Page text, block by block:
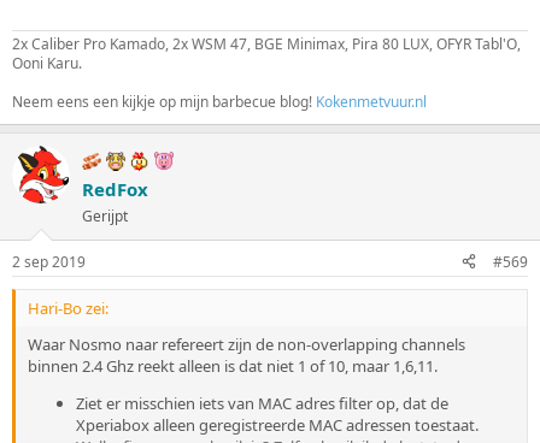
2x Caliber Pro Kamado, 2x WSM 47, BGE Minimax, Pira 80 LUX, OFYR Tabl'O,
Ooni Karu.
Neem eens een kijkje op mijn barbecue blog! Kokenmetvuur.nl
RedFox
Gerijpt
2 sep 2019 #569
Hari-Bo zei:
Waar Nosmo naar refereert zijn de non-overlapping channels
binnen 2.4 Ghz reekt alleen is dat niet 1 of 10, maar 1,6,11.
Ziet er misschien iets van MAC adres filter op, dat de
Xperiabox alleen geregistreerde MAC adressen toestaat.